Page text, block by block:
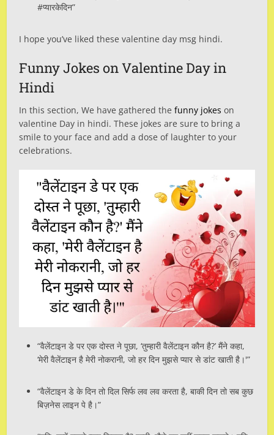
#प्यारकेदिन”
I hope you’ve liked these valentine day msg hindi.
Funny Jokes on Valentine Day in
Hindi
In this section, We have gathered thefunny jokes on
valentine Day in hindi. These jokes are sure to bring a
smile to your face and add a dose of laughter to your
celebrations.
“वैलेंटाइन डे पर एक दोस्त ने पूछा, ‘तुम्हारी वैलेंटाइन कौन है?’ मैंने कहा,
‘मेरी वैलेंटाइन है मेरी नोकरानी, जो हर दिन मुझसे प्यार से डांट खाती है।'”
“वैलेंटाइन डे के दिन तो दिल सिर्फ लव लव करता है, बाकी दिन तो सब कुछ
बिज़नेस लाइन पे है।”